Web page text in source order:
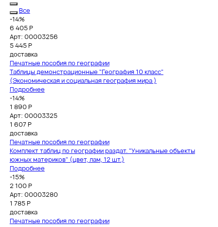
Все
-14%
6 405 Р
Арт: 00003256
5 445Р
доставка
Печатные пособия по географии
Таблицы демонстрационные "География 10 класс"
(Экономическая и социальная география мира )
Подробнее
-14%
1 890 Р
Арт: 00003325
1 607Р
доставка
Печатные пособия по географии
Комплект таблиц по географии раздат. "Уникальные объекты
южных материков" (цвет, лам, 12 шт.)
Подробнее
-15%
2 100 Р
Арт: 00003280
1 785Р
доставка
Печатные пособия по географии